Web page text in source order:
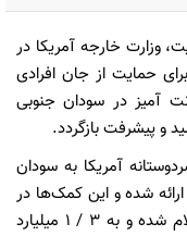
وزارت خارجه آمریکا در
حمایت از جان افرادی
آمیز در سودان جنوبی
و پیشرفت بازگردد.
آمریکا به سودان
جنوبی از آغاز درگیری‌ها در ماه دسامبر 2013 ارائه شده و این کمک‌ها در
بر گیرنده کمک‌هایی است که روز گذشته اعلام شده و به 3 / 1 میلیارد